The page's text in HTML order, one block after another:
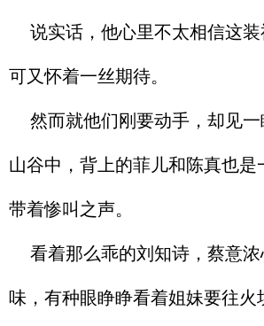
说实话，他心里不太相信这装
可又怀着一丝期待。
然而就他们刚要动手，却见一
山谷中，背上的菲儿和陈真也是
带着惨叫之声。
看着那么乖的刘知诗，蔡意浓
味，有种眼睁睁看着姐妹要往火